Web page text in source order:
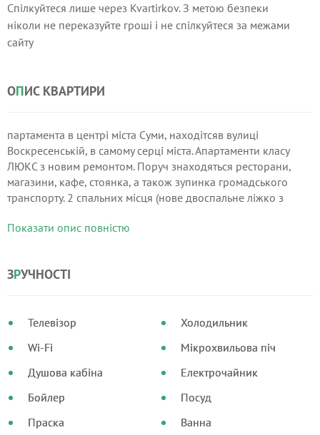
Спілкуйтеся лише через Kvartirkov. З метою безпеки
ніколи не переказуйте гроші і не спілкуйтеся за межами
сайту
ОПИС КВАРТИРИ
партамента в центрі міста Суми, находітсяв вулиці
Воскресенській, в самому серці міста. Апартаменти класу
ЛЮКС з новим ремонтом. Поруч знаходяться ресторани,
магазини, кафе, стоянка, а також зупинка громадського
транспорту. 2 спальних місця (нове двоспальне ліжко з
Двоспальним ліжком розміром 170х220,
Показати опис повністю
ЗРУЧНОСТІ
Телевізор
Wi-Fi
Душова кабіна
Бойлер
Праска
Холодильник
Мікрохвильова піч
Електрочайник
Посуд
Ванна